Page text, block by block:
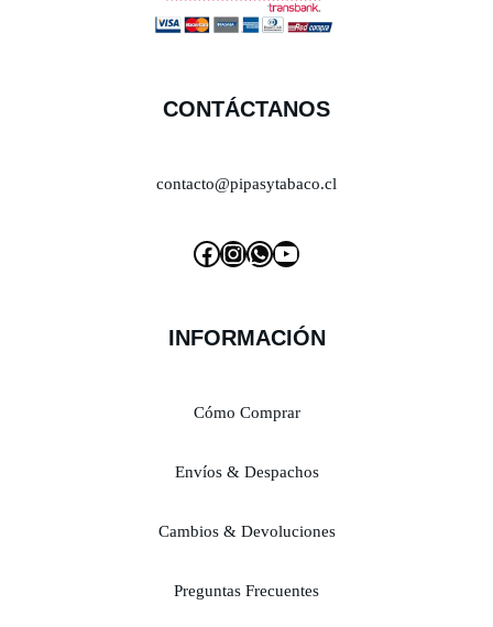
CONTÁCTANOS
contacto@pipasytabaco.cl
INFORMACIÓN
Cómo Comprar
Envíos & Despachos
Cambios & Devoluciones
Preguntas Frecuentes